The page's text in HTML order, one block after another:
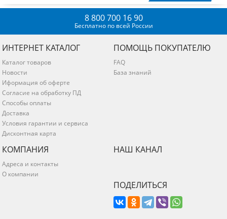
8 800 700 16 90
Бесплатно по всей России
ИНТЕРНЕТ КАТАЛОГ
Каталог товаров
Новости
Иформация об оферте
Согласие на обработку ПД
Способы оплаты
Доставка
Условия гарантии и сервиса
Дисконтная карта
ПОМОЩЬ ПОКУПАТЕЛЮ
FAQ
База знаний
КОМПАНИЯ
Адреса и контакты
О компании
НАШ КАНАЛ
ПОДЕЛИТЬСЯ